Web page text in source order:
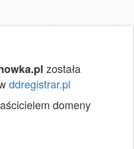
została
ddregistrar.pl
domeny